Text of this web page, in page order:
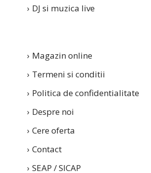
DJ si muzica live
Magazin online
Termeni si conditii
Politica de confidentialitate
Despre noi
Cere oferta
Contact
SEAP / SICAP